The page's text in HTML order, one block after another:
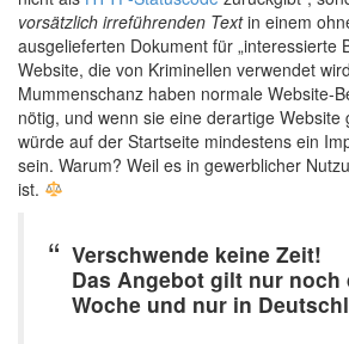
vorsätzlich irreführenden Textin einem
ausgelieferten Dokument für „interessierte
Website, die von Kriminellen verwendet
Mummenschanz haben normale Website-
nötig, und wenn sie eine derartige Website
würde auf der Startseite mindestens ein
sein. Warum? Weil es in gewerblicher
ist.
Verschwende keine Zeit!
Das Angebot gilt nur noch
Woche und nur in